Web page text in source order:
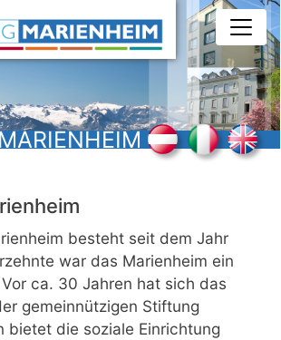
zum
Inhalt
besteht seit dem Jahr
war das Marienheim ein
ca. 30 Jahren hat sich das
gemeinnützigen Stiftung
bietet die soziale Einrichtung